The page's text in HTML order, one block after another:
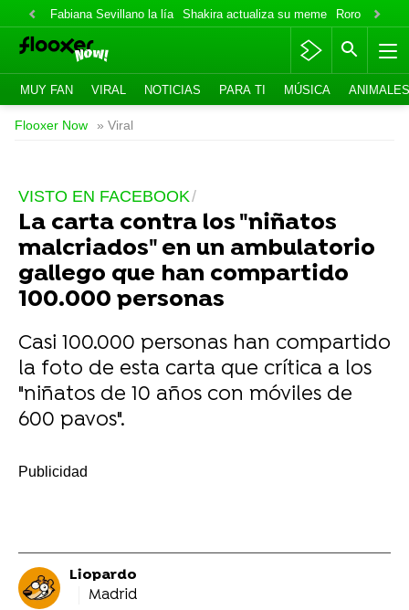
Fabiana Sevillano la lía Shakira actualiza su meme Roro lo niega
MUY FAN VIRAL NOTICIAS PARA TI MÚSICA ANIMALES
Flooxer Now » Viral
VISTO EN FACEBOOK
La carta contra los "niñatos
malcriados" en un ambulatorio
gallego que han compartido
100.000 personas
Casi 100.000 personas han compartido
la foto de esta carta que crítica a los
"niñatos de 10 años con móviles de
600 pavos".
Liopardo
Madrid